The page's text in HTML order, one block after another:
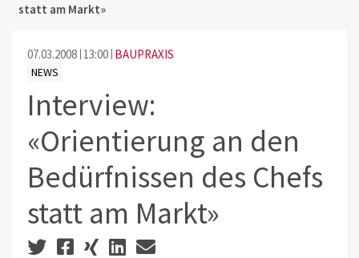
statt am Markt»
07.03.2008 13:00 BAUPRAXIS
NEWS
Interview:
«Orientierung an den
Bedürfnissen des Chefs
statt am Markt»